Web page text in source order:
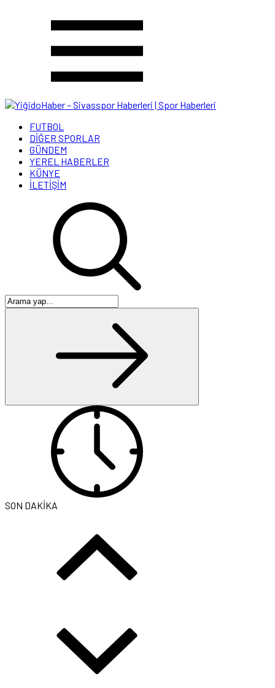
FUTBOL
DİĞER SPORLAR
GÜNDEM
YEREL HABERLER
KÜNYE
İLETİŞİM
SON DAKİKA